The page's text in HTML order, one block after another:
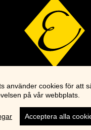
använder cookies för att
på vår webbplats.
Acceptera alla